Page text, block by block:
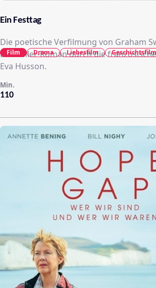
Ein Festtag
Die poetische Verfilmung von Graham
Bestseller-Roman durch die
Eva Husson.
110
Min.
Film Drama Liebesfilm Geschichtsfilm